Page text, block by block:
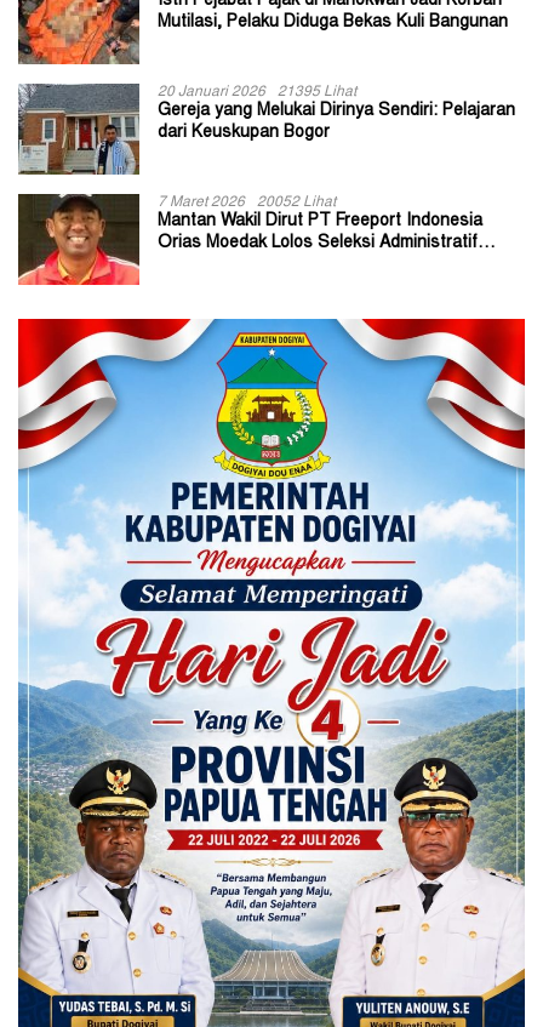
Mutilasi, Pelaku Diduga Bekas Kuli Bangunan
20 Januari 2026 21395 Lihat
Gereja yang Melukai Dirinya Sendiri: Pelajaran
dari Keuskupan Bogor
7 Maret 2026 20052 Lihat
Mantan Wakil Dirut PT Freeport Indonesia
Orias Moedak Lolos Seleksi Administratif